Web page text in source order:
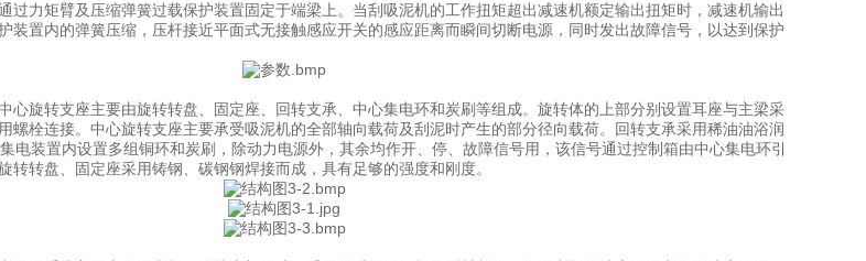
过力矩臂及压缩弹簧过载保护装置固定于端梁上。当刮吸泥机的工作扭矩超出减速机额定输出扭矩时，减速机输出
装置内的弹簧压缩，压杆接近平面式无接触感应开关的感应距离而瞬间切断电源，同时发出故障信号，以达到保护
心旋转支座主要由旋转转盘、固定座、回转支承、中心集电环和炭刷等组成。旋转体的上部分别设置耳座与主梁采
螺栓连接。中心旋转支座主要承受吸泥机的全部轴向载荷及刮泥时产生的部分径向载荷。回转支承采用稀油油浴润
电装置内设置多组铜环和炭刷，除动力电源外，其余均作开、停、故障信号用，该信号通过控制箱由中心集电环引
转转盘、固定座采用铸钢、碳钢钢焊接而成，具有足够的强度和刚度。